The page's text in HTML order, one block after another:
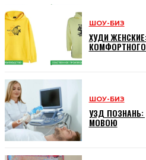
ШОУ-БИЗ
ХУДИ
ШОУ-БИЗ
УЗД ПОЗНАНЬ:
МОВОЮ